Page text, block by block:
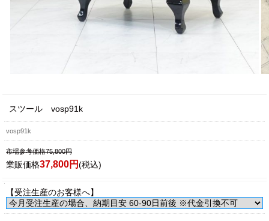
スツール vosp91k
vosp91k
市場参考価格75,800円
業販価格37,800円(税込)
【受注生産のお客様へ】